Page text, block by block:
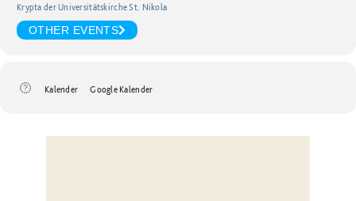
Krypta der Universitätskirche St. Nikola
OTHER EVENTS
Kalender Google Kalender